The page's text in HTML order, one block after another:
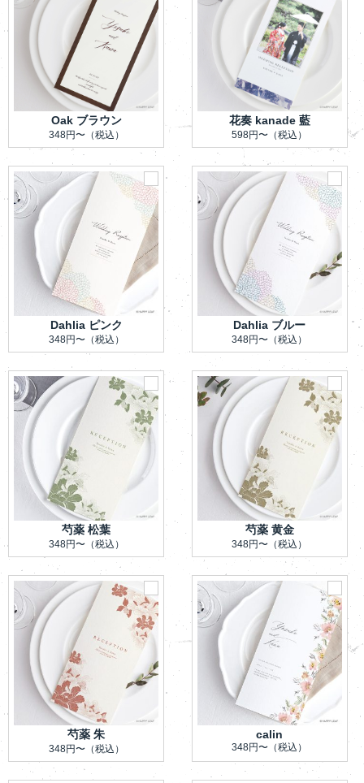
Oak ブラウン
348円〜（税込）
花奏 kanade 藍
598円〜 （税込）
Dahlia ピンク
348円〜（税込）
Dahlia ブルー
348円〜 （税込）
芍薬 松葉
348円〜（税込）
芍薬 黄金
348円〜 （税込）
芍薬 朱
348円〜（税込）
calin
348円〜 （税込）